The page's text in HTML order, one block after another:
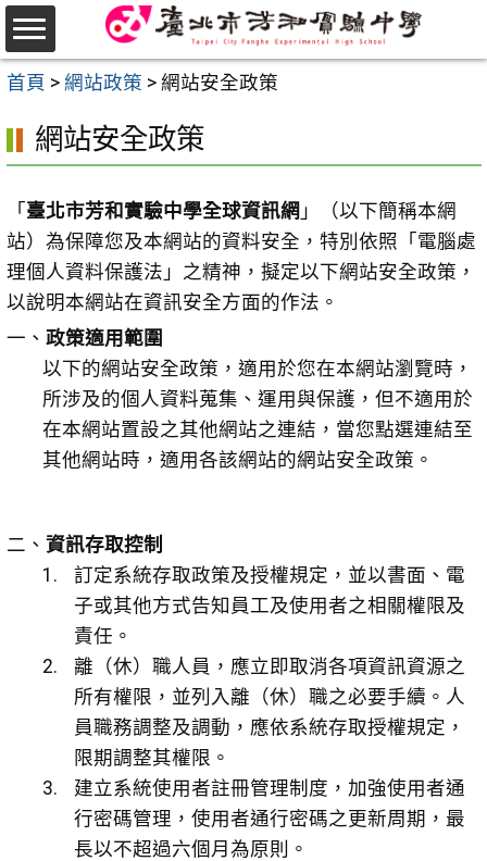
跳
至
主
容
首頁 > 網站政策 > 網站安全政策
網站安全政策
「臺北市芳和實驗中學全球資訊網 」（以下簡稱本網
站）為保障您及本網站的資料安全，特別依照「電腦處
理個人資料保護法」之精神，擬定以下網站安全政策，
以說明本網站在資訊安全方面的作法。
一、 政策適用範圍
以下的網站安全政策，適用於您在本網站瀏覽時，
所涉及的個人資料蒐集、運用與保護，但不適用於
在本網站置設之其他網站之連結，當您點選連結至
其他網站時，適用各該網站的網站安全政策。
二、 資訊存取控制
訂定系統存取政策及授權規定，並以書面、電
子或其他方式告知員工及使用者之相關權限及
責任。
離（休）職人員，應立即取消各項資訊資源之
所有權限，並列入離（休）職之必要手續。人
員職務調整及調動，應依系統存取授權規定，
限期調整其權限。
建立系統使用者註冊管理制度，加強使用者通
行密碼管理，使用者通行密碼之更新周期，最
長以不超過六個月為原則。
選
單